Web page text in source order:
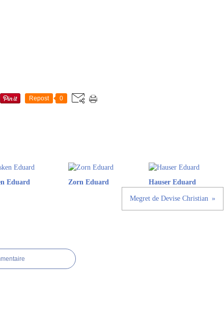
Repost 0
Eduard Zorn Eduard Hauser Eduard
Megret de Devise Christian